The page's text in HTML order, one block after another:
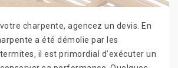
charpente, agencez un devis. En
a été démolie par les
il est primordial d’exécuter un